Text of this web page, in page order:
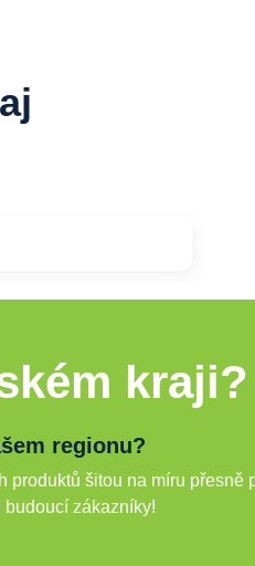
kraji?
regionu?
produktů šitou na míru přesně
zákazníky!